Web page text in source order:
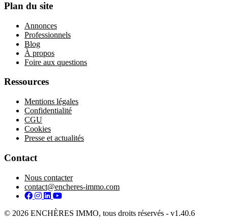
Plan du site
Annonces
Professionnels
Blog
À propos
Foire aux questions
Ressources
Mentions légales
Confidentialité
CGU
Cookies
Presse et actualités
Contact
Nous contacter
contact@encheres-immo.com
Facebook
Instagram
LinkedIn
YouTube
© 2026 ENCHÈRES IMMO, tous droits réservés - v1.40.6